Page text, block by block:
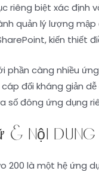
riêng biệt xác định
quản lý lượng
kiến thiết
càng nhiều
đối kháng giản
số đông ứng dụng
& nội
200 là một hệ ứng